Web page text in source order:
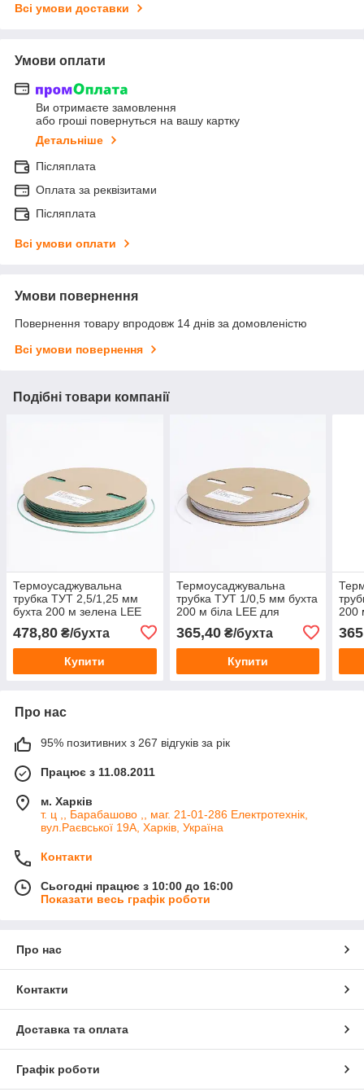
Всі умови доставки
Умови оплати
Ви отримаєте замовлення
або гроші повернуться на вашу картку
Детальніше
Післяплата
Оплата за реквізитами
Післяплата
Всі умови оплати
Умови повернення
Повернення товару впродовж 14 днів за домовленістю
Всі умови повернення
Подібні товари компанії
Термоусаджувальна
трубка ТУТ 2,5/1,25 мм
бухта 200 м зелена LEE
478,80 ₴/бухта
Купити
Термоусаджувальна
трубка ТУТ 1/0,5 мм бухта
200 м біла LEE для
365,40₴/бухта
Купити
200
Про нас
95% позитивних з 267 відгуків за рік
Працює з 11.08.2011
м. Харків
т. ц ,, Барабашово ,, маг. 21-01-286 Електротехнік,
вул.Раєвської 19А, Харків, Україна
Контакти
Сьогодні працює з 10:00 до 16:00
Показати весь графік роботи
Про нас
Контакти
Доставка та оплата
Графік роботи